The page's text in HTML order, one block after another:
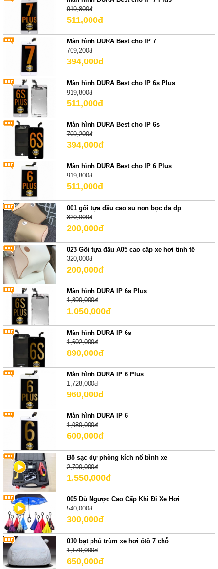
919,800đ
511,000đ
Màn hình DURA Best cho IP 7
709,200đ
394,000đ
Màn hình DURA Best cho IP 6s Plus
919,800đ
511,000đ
Màn hình DURA Best cho IP 6s
709,200đ
394,000đ
Màn hình DURA Best cho IP 6 Plus
919,800đ
511,000đ
001 gối tựa đầu cao su non bọc da dp
320,000đ
200,000đ
023 Gối tựa đầu A05 cao cấp xe hơi tinh tế
320,000đ
200,000đ
Màn hình DURA IP 6s Plus
1,890,000đ
1,050,000đ
Màn hình DURA IP 6s
1,602,000đ
890,000đ
Màn hình DURA IP 6 Plus
1,728,000đ
960,000đ
Màn hình DURA IP 6
1,080,000đ
600,000đ
Bộ sạc dự phòng kích nổ bình xe
2,790,000đ
1,550,000đ
005 Dù Ngược Cao Cấp Khi Đi Xe Hơi
540,000đ
300,000đ
010 bạt phủ trùm xe hơi ôtô 7 chỗ
1,170,000đ
650,000đ